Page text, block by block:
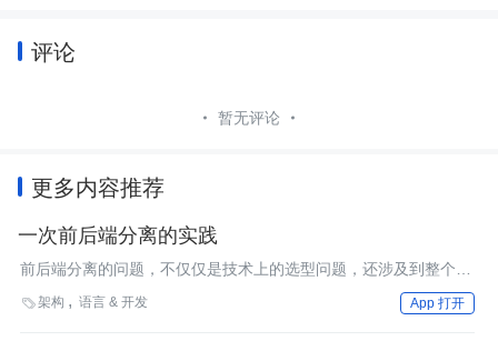
评论
暂无评论
更多内容推荐
一次前后端分离的实践
前后端分离的问题，不仅仅是技术上的选型问题，还涉及到整个团
队在认知、职责、流程上面重新定义的问题，这也是为什么前后端
分离概念看起来简单易懂，但真正团队在落地的时候，一不小心，
架构 语言 & 开发 App 打开